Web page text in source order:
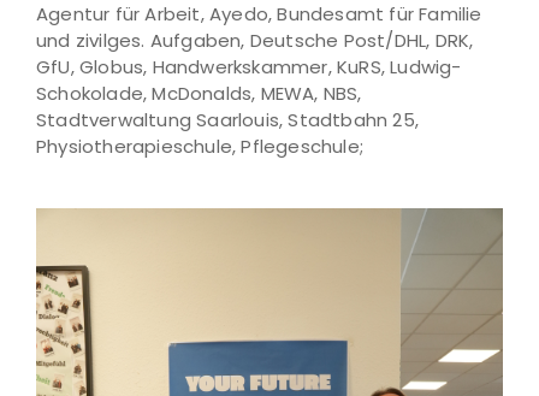
Agentur für Arbeit, Ayedo, Bundesamt für Familie
und zivilges. Aufgaben, Deutsche Post/DHL, DRK,
GfU, Globus, Handwerkskammer, KuRS, Ludwig-
Schokolade, McDonalds, MEWA, NBS,
Stadtverwaltung Saarlouis, Stadtbahn 25,
Physiotherapieschule, Pflegeschule;